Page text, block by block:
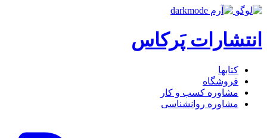
انتشارات پَرکاس
کتاب‎ها
فروشگاه
مشاوره کسب و کار
مشاوره روان‎شناسی